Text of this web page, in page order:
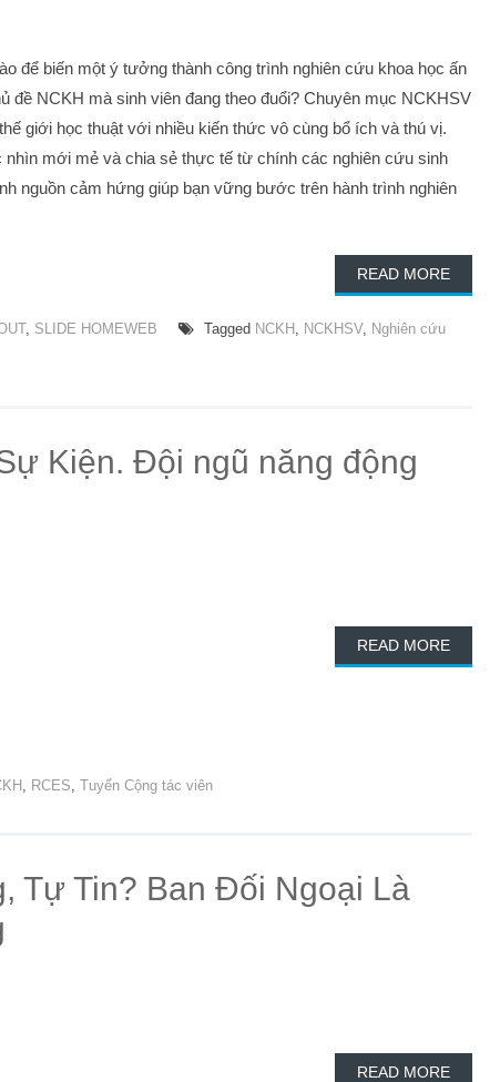
để biến một ý tưởng thành công trình nghiên cứu khoa học ấn
đề NCKH mà sinh viên đang theo đuổi? Chuyên mục NCKHSV
giới học thuật với nhiều kiến thức vô cùng bổ ích và thú vị.
mới mẻ và chia sẻ thực tế từ chính các nghiên cứu sinh
nguồn cảm hứng giúp bạn vững bước trên hành trình nghiên
READ MORE
, SLIDE HOMEWEB Tagged NCKH , NCKHSV, Nghiên cứu
Kiện. Đội ngũ năng động
READ MORE
, RCES, Tuyển Cộng tác viên
Tự Tin? Ban Đối Ngoại Là
READ MORE